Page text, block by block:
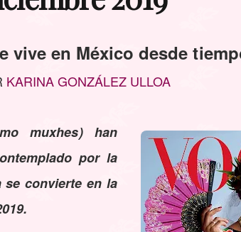
vive en México desde
KARINA GONZÁLEZ ULLOA
muxhes) han
por la
se convierte en la